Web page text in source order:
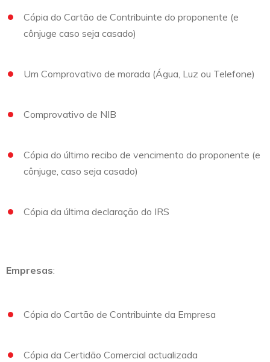
Cópia do Cartão de Contribuinte do proponente (e
cônjuge caso seja casado)
Um Comprovativo de morada (Água, Luz ou Telefone)
Comprovativo de NIB
Cópia do último recibo de vencimento do proponente (e
cônjuge, caso seja casado)
Cópia da última declaração do IRS
Empresas:
Cópia do Cartão de Contribuinte da Empresa
Cópia da Certidão Comercial actualizada